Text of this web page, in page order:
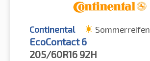
Continental Sommerreifen
EcoContact 6
205/60R16 92H